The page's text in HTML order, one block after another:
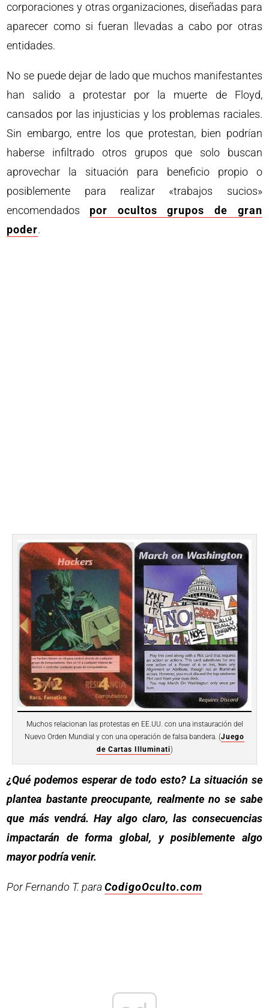
corporaciones y otras organizaciones, diseñadas para
aparecer como si fueran llevadas a cabo por otras
entidades.
No se puede dejar de lado que muchos manifestantes
han salido a protestar por la muerte de Floyd,
cansados por las injusticias y los problemas raciales.
Sin embargo, entre los que protestan, bien podrían
haberse infiltrado otros grupos que solo buscan
aprovechar la situación para beneficio propio o
posiblemente para realizar «trabajos sucios»
encomendados por ocultos grupos de gran
poder.
Muchos relacionan las protestas en EE.UU. con una instauración del
Nuevo Orden Mundial y con una operación de falsa bandera. (Juego
de Cartas Illuminati)
¿Qué podemos esperar de todo esto? La situación se
plantea bastante preocupante, realmente no se sabe
que más vendrá. Hay algo claro, las consecuencias
impactarán de forma global, y posiblemente algo
mayor podría venir.
Por Fernando T. paraCodigoOculto.com